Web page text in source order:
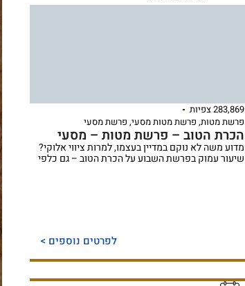
283,869 צפיות
פרשת מטות, פרשת מטות מסעי, פרשת מסעי
הכרת הטוב – פרשת מטות – מסעי
מדוע משה לא נוקם במדיין בעצמו, למרות ציווי אלוקי?
שיעור עמוק בפרשת השבוע על הכרת הטוב – גם כלפי
לפרטים נוספים >